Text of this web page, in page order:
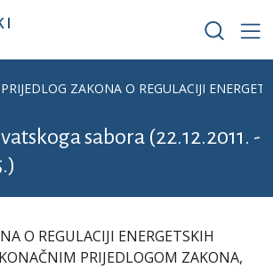
PRIJEDLOG ZAKONA O REGULACIJI
sabora (22.12.2011. -
O REGULACIJI ENERGETSKIH
PRIJEDLOGOM ZAKONA,